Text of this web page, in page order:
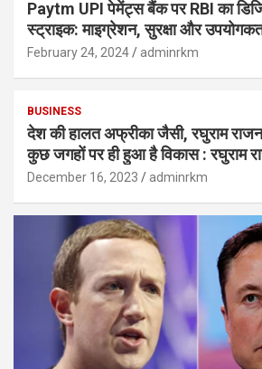
Paytm UPI पेमेंट्स बैंक पर RBI का
स्ट्राइक: माइग्रेशन, सुरक्षा और
February 24, 2024 adminrkm
BUSINESS
देश की हालत अफ्रीका जैसी, रघुराम राजन
कुछ जगहों पर ही हुआ है विकास : रघुराम
December 16, 2023 adminrkm